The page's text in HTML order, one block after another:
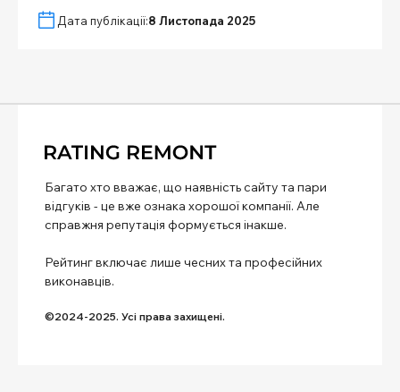
Дата публікації:8 Листопада 2025
Багато хто вважає, що наявність сайту та пари
відгуків - це вже ознака хорошої компанії. Але
справжня репутація формується інакше.
Рейтинг включає лише чесних та професійних
виконавців.
©2024-2025. Усі права захищені.